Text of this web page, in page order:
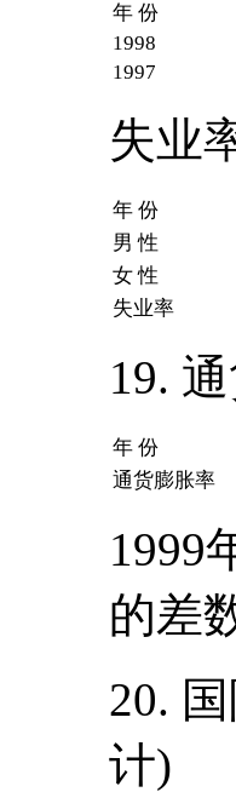
年 份
1998
1997
失业
年 份
男 性
女 性
失业率
19.
年 份
通货膨胀率
1999
的差
20.
计)